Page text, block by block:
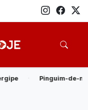
é encontrado morto